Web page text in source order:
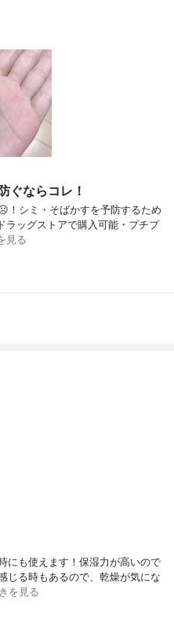
ぐならコレ！
！シミ・そばかすを予防するため
ッグストアで購入可能・プチプ
見る
にも使えます！保湿力が高いので
じる時もあるので、乾燥が気にな
を見る